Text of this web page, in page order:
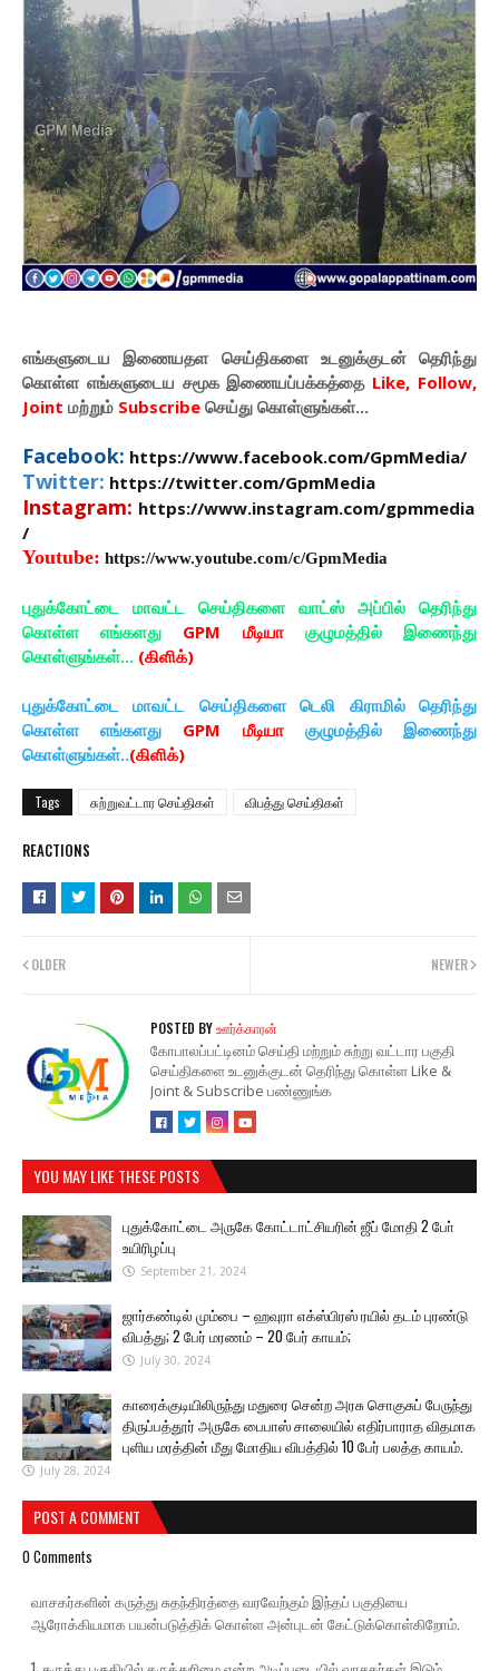
எங்களுடைய இணையதள செய்திகளை உடனுக்குடன் தெரிந்து
கொள்ள எங்களுடைய சமூக இணையப்பக்கத்தை Like, Follow,
Joint மற்றும் Subscribe செய்து கொள்ளுங்கள்...
Facebook: https://www.facebook.com/GpmMedia/
Twitter: https://twitter.com/GpmMedia
Instagram: https://www.instagram.com/gpmmedia
/
Youtube: https://www.youtube.com/c/GpmMedia
புதுக்கோட்டை மாவட்ட செய்திகளை வாட்ஸ் அப்பில் தெரிந்து
கொள்ள எங்களது GPM மீடியாகுழுமத்தில் இணைந்து
கொள்ளுங்கள்... (கிளிக்)
புதுக்கோட்டை மாவட்ட செய்திகளை டெலி கிராமில் தெரிந்து
கொள்ள எங்களது GPM மீடியாகுழுமத்தில் இணைந்து
கொள்ளுங்கள்..(கிளிக்)
Tags சுற்றுவட்டார செய்திகள் விபத்து செய்திகள்
REACTIONS
NEWER
OLDER
POSTED BYஊர்க்காரன்
கோபாலப்பட்டினம் செய்தி மற்றும் சுற்று வட்டார பகுதி
செய்திகளை உடனுக்குடன் தெரிந்து கொள்ள Like &
Joint & Subscribe பண்ணுங்க
YOU MAY LIKE THESE POSTS
புதுக்கோட்டை அருகே கோட்டாட்சியரின் ஜீப் மோதி 2 போ்
உயிரிழப்பு
September 21, 2024
ஜார்கண்டில் மும்பை – ஹவுரா எக்ஸ்பிரஸ் ரயில் தடம் புரண்டு
விபத்து; 2 பேர் மரணம் – 20 பேர் காயம்;
July 30, 2024
காரைக்குடியிலிருந்து மதுரை சென்ற அரசு சொகுசுப் பேருந்து
திருப்பத்தூர் அருகே பைபாஸ் சாலையில் எதிர்பாராத விதமாக
புளிய மரத்தின் மீது மோதிய விபத்தில் 10 பேர் பலத்த காயம்.
July 28, 2024
POST A COMMENT
0 Comments
வாசகர்களின் கருத்து சுதந்திரத்தை வரவேற்கும் இந்தப் பகுதியை
ஆரோக்கியமாக பயன்படுத்திக் கொள்ள அன்புடன் கேட்டுக்கொள்கிறோம்.